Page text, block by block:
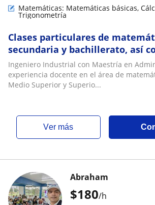
Matemáticas: Matemáticas básicas,
Trigonometría
Clases particulares de
secundaria y bachillerato, así
(Física) y temas de
Ingeniero Industrial con Maestría en
experiencia docente en el área de
Medio Superior y Superio...
ver más
$180/h
Abraham